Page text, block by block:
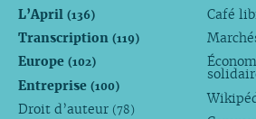
L’April (136)
Transcription (119)
Europe (102)
Entreprise (100)
Droit d’auteur (78)
Café